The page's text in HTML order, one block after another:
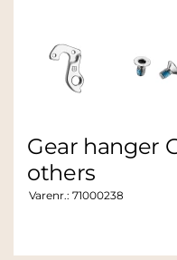
Gear hanger
others
Varenr.: 71000238